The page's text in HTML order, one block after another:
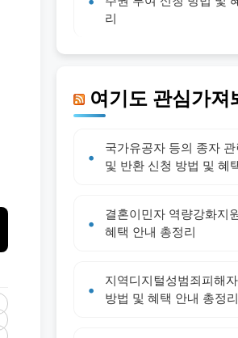
리
여기도 관심가져
국가유공자 등의 종자
및 반환 신청 방법 및 혜
결혼이민자 역량강화지
혜택 안내 총정리
지역디지털성범죄피해
방법 및 혜택 안내 총정리